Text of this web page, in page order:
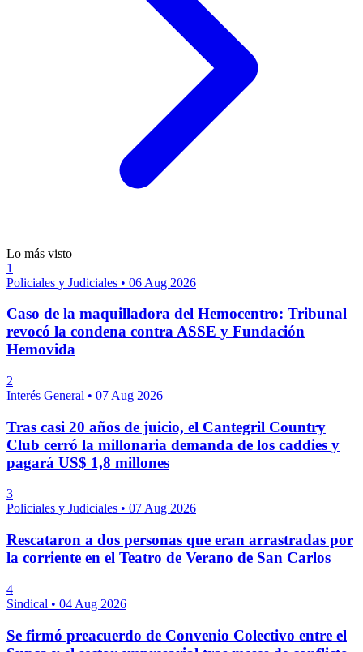
Lo más visto
1
Policiales y Judiciales • 06 Aug 2026
Caso de la maquilladora del Hemocentro: Tribunal
revocó la condena contra ASSE y Fundación
Hemovida
2
Interés General • 07 Aug 2026
Tras casi 20 años de juicio, el Cantegril Country
Club cerró la millonaria demanda de los caddies y
pagará US$ 1,8 millones
3
Policiales y Judiciales • 07 Aug 2026
Rescataron a dos personas que eran arrastradas por
la corriente en el Teatro de Verano de San Carlos
4
Sindical • 04 Aug 2026
Se firmó preacuerdo de Convenio Colectivo entre el